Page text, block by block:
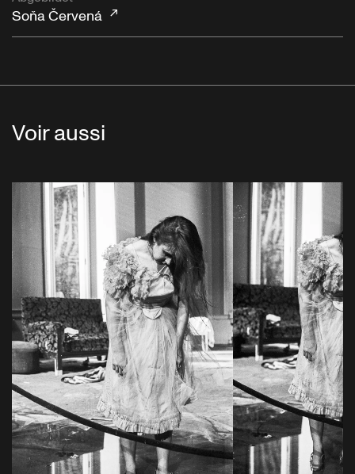
Soňa Červená
Voir aussi